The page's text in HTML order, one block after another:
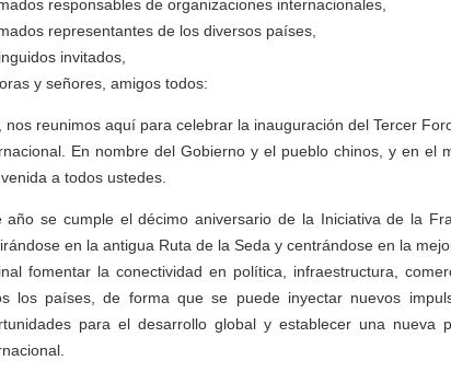
responsables de organizaciones internacionales,
representantes de los diversos países,
invitados,
y señores, amigos todos:
nos reunimos aquí para celebrar la inauguración del Tercer
En nombre del Gobierno y el pueblo chinos, y en el
a todos ustedes.
año se cumple el décimo aniversario de la Iniciativa de la
en la antigua Ruta de la Seda y centrándose en la
fomentar la conectividad en política, infraestructura,
los países, de forma que se puede inyectar nuevos
para el desarrollo global y establecer una nueva